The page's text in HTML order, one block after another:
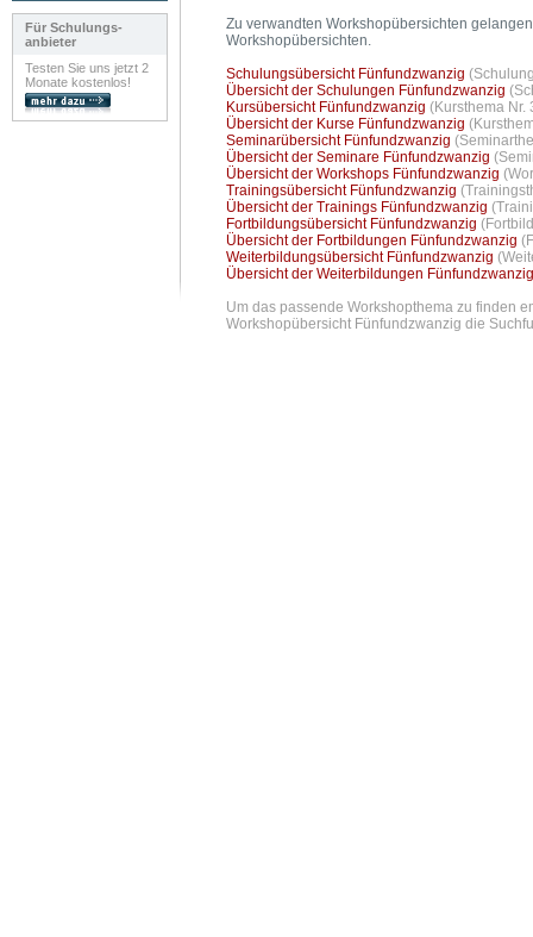
Für Schulungs-
anbieter
Testen Sie uns jetzt 2
Monate kostenlos!
Zu verwandten Workshopübersichten
Workshopübersichten.
Schulungsübersicht Fünfundzwanzig
Übersicht der Schulungen Fünfundzwanzig
Kursübersicht Fünfundzwanzig (Kursthema Nr.
Übersicht der Kurse Fünfundzwanzig
Seminarübersicht Fünfundzwanzig
Übersicht der Seminare Fünfundzwanzig
Übersicht der Workshops Fünfundzwanzig
Trainingsübersicht Fünfundzwanzig
Übersicht der Trainings Fünfundzwanzig
Fortbildungsübersicht Fünfundzwanzig
Übersicht der Fortbildungen Fünfundzwanzig
Weiterbildungsübersicht Fünfundzwanzig
Übersicht der Weiterbildungen
Um das passende Workshopthema zu finden
Workshopübersicht Fünfundzwanzig die